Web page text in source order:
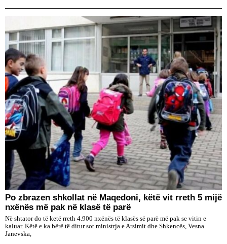
Po zbrazen shkollat në Maqedoni, këtë vit rreth 5 mijë
nxënës më pak në klasë të parë
Në shtator do të ketë rreth 4.900 nxënës të klasës së parë më pak se vitin e
kaluar. Këtë e ka bërë të ditur sot ministrja e Arsimit dhe Shkencës, Vesna
Janevska,